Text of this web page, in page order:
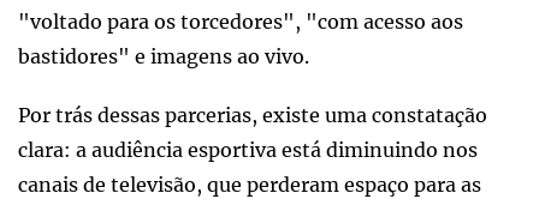
"voltado para os torcedores", "com acesso aos
bastidores" e imagens ao vivo.
Por trás dessas parcerias, existe uma constatação
clara: a audiência esportiva está diminuindo nos
canais de televisão, que perderam espaço para as